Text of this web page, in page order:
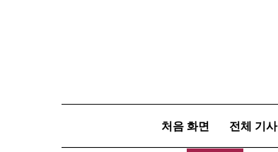
처음 화면 전체 기사